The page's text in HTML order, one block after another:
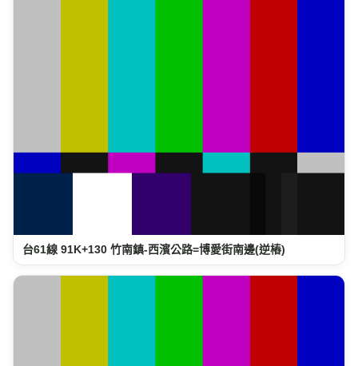
台61線 91K+130 竹南鎮-西濱公路=博愛街南邊(逆樁)